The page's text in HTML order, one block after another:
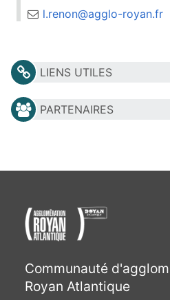
l.renon@agglo-royan.fr
LIENS UTILES
PARTENAIRES
Communauté
Royan Atlantique